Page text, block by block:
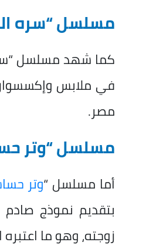
مسلسل “سره
كما شهد مسلسل “سره
في ملابس
مصر.
مسلسل “وتر
أما مسلسل “وتر
بتقديم نموذج صادم
زوجته، وهو ما